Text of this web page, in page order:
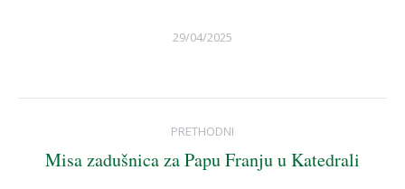
29/04/2025
navigation
PRETHODNI
Previous
Misa zadušnica za Papu Franju u Katedrali